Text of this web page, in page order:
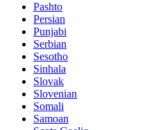
Pashto
Persian
Punjabi
Serbian
Sesotho
Sinhala
Slovak
Slovenian
Somali
Samoan